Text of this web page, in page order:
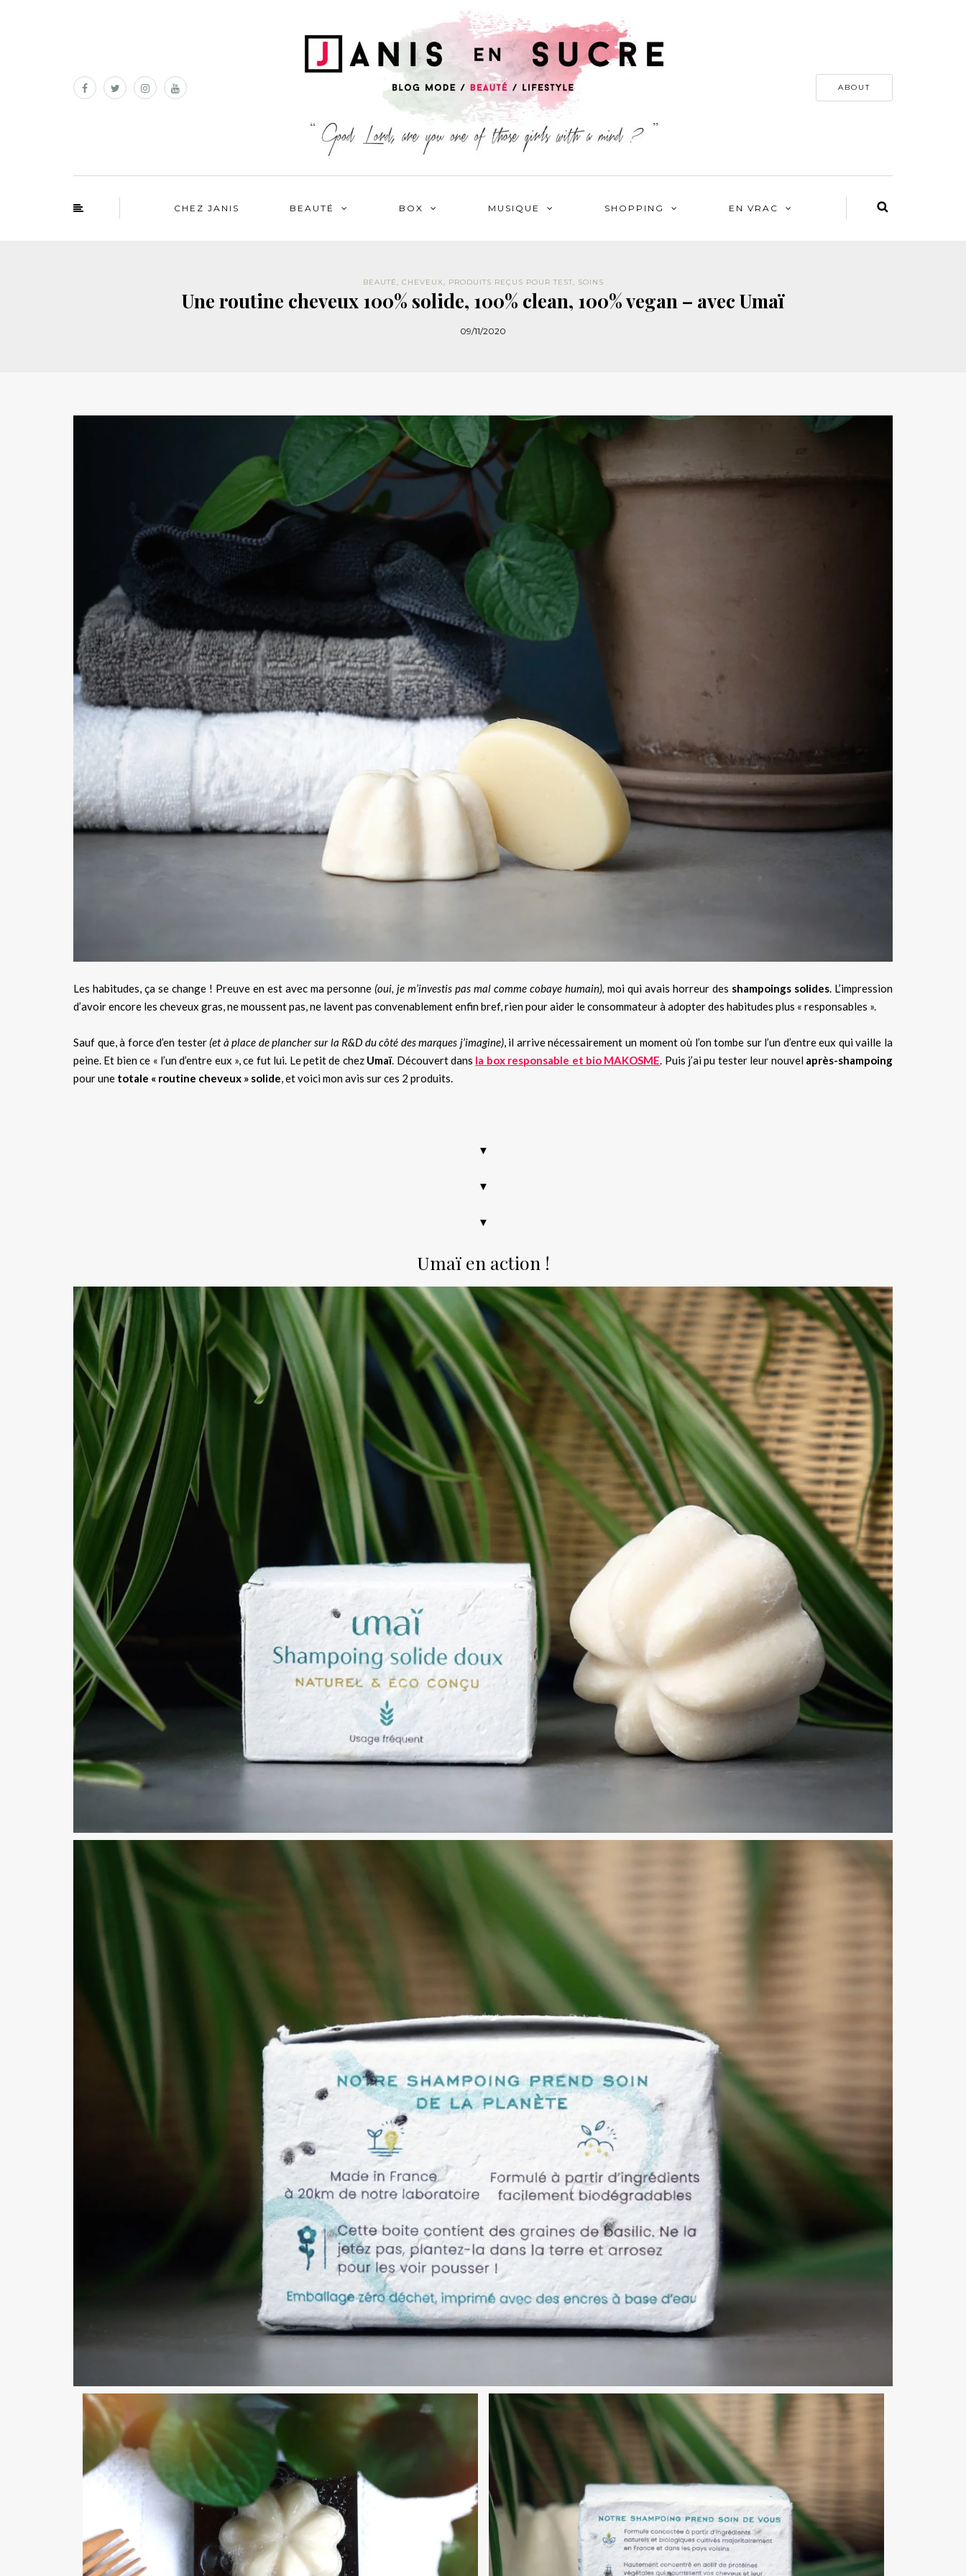
ABOUT
CHEZ JANIS BEAUTÉ BOX MUSIQUE SHOPPING EN VRAC
BEAUTÉ, CHEVEUX, PRODUITS REÇUS POUR TEST, SOINS
Une routine cheveux 100% solide, 100% clean, 100% vegan – avec Umaï
09/11/2020
Les habitudes, ça se change ! Preuve en est avec ma personne (oui, je m’investis pas mal comme cobaye humain), moi qui avais horreur des shampoings solides. L’impression
d’avoir encore les cheveux gras, ne moussent pas, ne lavent pas convenablement enfin bref, rien pour aider le consommateur à adopter des habitudes plus « responsables ».
Sauf que, à force d’en tester(et à place de plancher sur la R&D du côté des marques j’imagine), il arrive nécessairement un moment où l’on tombe sur l’un d’entre eux qui vaille la
peine. Et bien ce « l’un d’entre eux », ce fut lui. Le petit de chez Umaï. Découvert dans la box responsable et bio MAKOSME. Puis j’ai pu tester leur nouvel après-shampoing
pour une totale « routine cheveux » solide, et voici mon avis sur ces 2 produits.
▼
▼
▼
Umaï en action !